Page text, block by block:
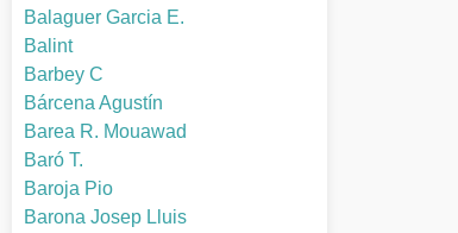
Balaguer Garcia E.
Balint
Barbey C
Bárcena Agustín
Barea R. Mouawad
Baró T.
Baroja Pio
Barona Josep Lluis